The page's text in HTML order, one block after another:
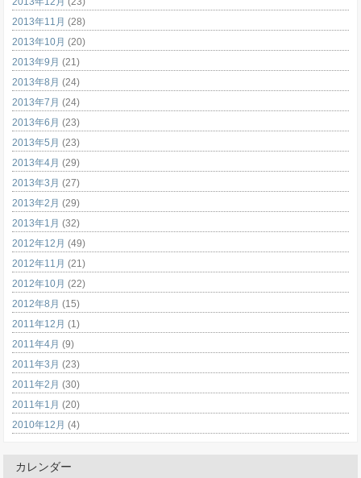
2013年11月 (28)
2013年10月 (20)
2013年9月 (21)
2013年8月 (24)
2013年7月 (24)
2013年6月 (23)
2013年5月 (23)
2013年4月 (29)
2013年3月 (27)
2013年2月 (29)
2013年1月 (32)
2012年12月 (49)
2012年11月 (21)
2012年10月 (22)
2012年8月 (15)
2011年12月 (1)
2011年4月 (9)
2011年3月 (23)
2011年2月 (30)
2011年1月 (20)
2010年12月 (4)
カレンダー